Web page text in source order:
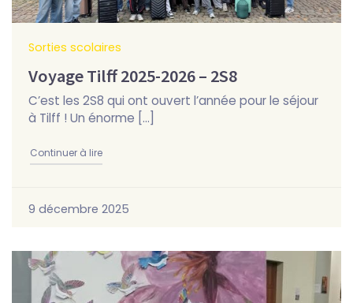
Voyage Tilff 2025-2026 – 2S8
Sorties scolaires
C’est les 2S8 qui ont ouvert l’année pour le séjour
à Tilff ! Un énorme […]
Continuer à lire"Voyage Tilff 2025-2026 – 2S8"
9 décembre 2025